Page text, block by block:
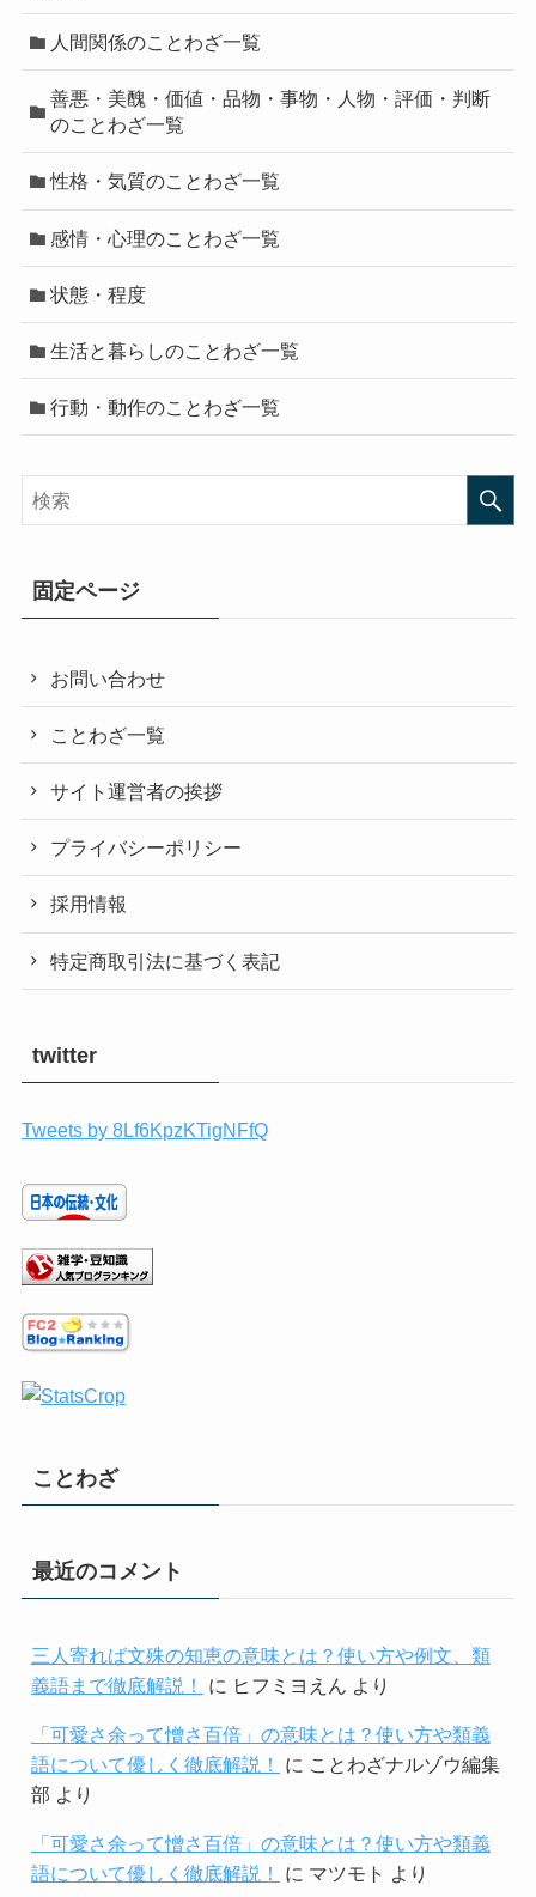
人間関係のことわざ一覧
善悪・美醜・価値・品物・事物・人物・評価・判断
のことわざ一覧
性格・気質のことわざ一覧
感情・心理のことわざ一覧
状態・程度
生活と暮らしのことわざ一覧
行動・動作のことわざ一覧
固定ページ
お問い合わせ
ことわざ一覧
サイト運営者の挨拶
プライバシーポリシー
採用情報
特定商取引法に基づく表記
twitter
Tweets by 8Lf6KpzKTigNFfQ
ことわざ
最近のコメント
三人寄れば文殊の知恵の意味とは？使い方や例文、類
義語まで徹底解説！
に ヒフミヨえん より
「可愛さ余って憎さ百倍」の意味とは？使い方や類義
語について優しく徹底解説！
に ことわざナルゾウ編集
部 より
「可愛さ余って憎さ百倍」の意味とは？使い方や類義
語について優しく徹底解説！
に マツモト より